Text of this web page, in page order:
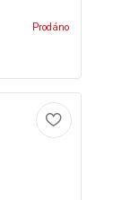
Prodáno